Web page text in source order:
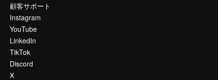
顧客サポート
Instagram
YouTube
LinkedIn
TikTok
Discord
X